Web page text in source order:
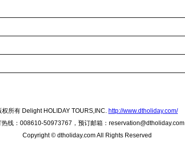
权所有 Delight HOLIDAY TOURS,INC. http://www.dtholiday.com/
热线：008610-50973767，预订邮箱：reservation@dtholiday.com
Copyright © dtholiday.com All Rights Reserved